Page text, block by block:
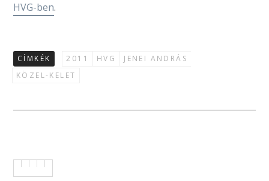
HVG-ben.
CÍMKÉK 2011 HVG
JENEI ANDRÁS
KÖZEL-KELET